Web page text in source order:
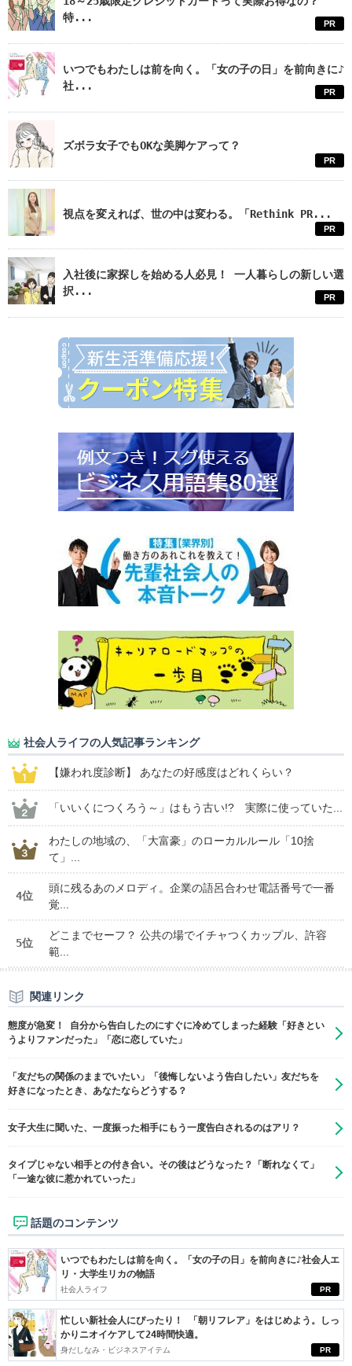
特...
PR
いつでもわたしは前を向く。「女の子の日」を前向きに♪
社...
PR
ズボラ女子でもOKな美脚ケアって？
PR
視点を変えれば、世の中は変わる。「Rethink PR...
PR
入社後に家探しを始める人必見！ 一人暮らしの新しい選
択...
PR
社会人ライフの人気記事ランキング
【嫌われ度診断】 あなたの好感度はどれくらい？
「いいくにつくろう～」はもう古い!? 実際に使っていた...
わたしの地域の、「大富豪」のローカルルール「10捨
て」...
4位
頭に残るあのメロディ。企業の語呂合わせ電話番号で一番
覚...
5位
どこまでセーフ？ 公共の場でイチャつくカップル、許容
範...
関連リンク
態度が急変！ 自分から告白したのにすぐに冷めてしまった経験「好きとい
うよりファンだった」「恋に恋していた」
「友だちの関係のままでいたい」「後悔しないよう告白したい」友だちを
好きになったとき、あなたならどうする？
女子大生に聞いた、一度振った相手にもう一度告白されるのはアリ？
タイプじゃない相手との付き合い。その後はどうなった？「断れなくて」
「一途な彼に惹かれていった」
話題のコンテンツ
PR
いつでもわたしは前を向く。「女の子の日」を前向きに♪社会人エ
リ・大学生リカの物語
社会人ライフ
PR
忙しい新社会人にぴったり！ 「朝リフレア」をはじめよう。しっ
かりニオイケアして24時間快適。
身だしなみ・ビジネスアイテム